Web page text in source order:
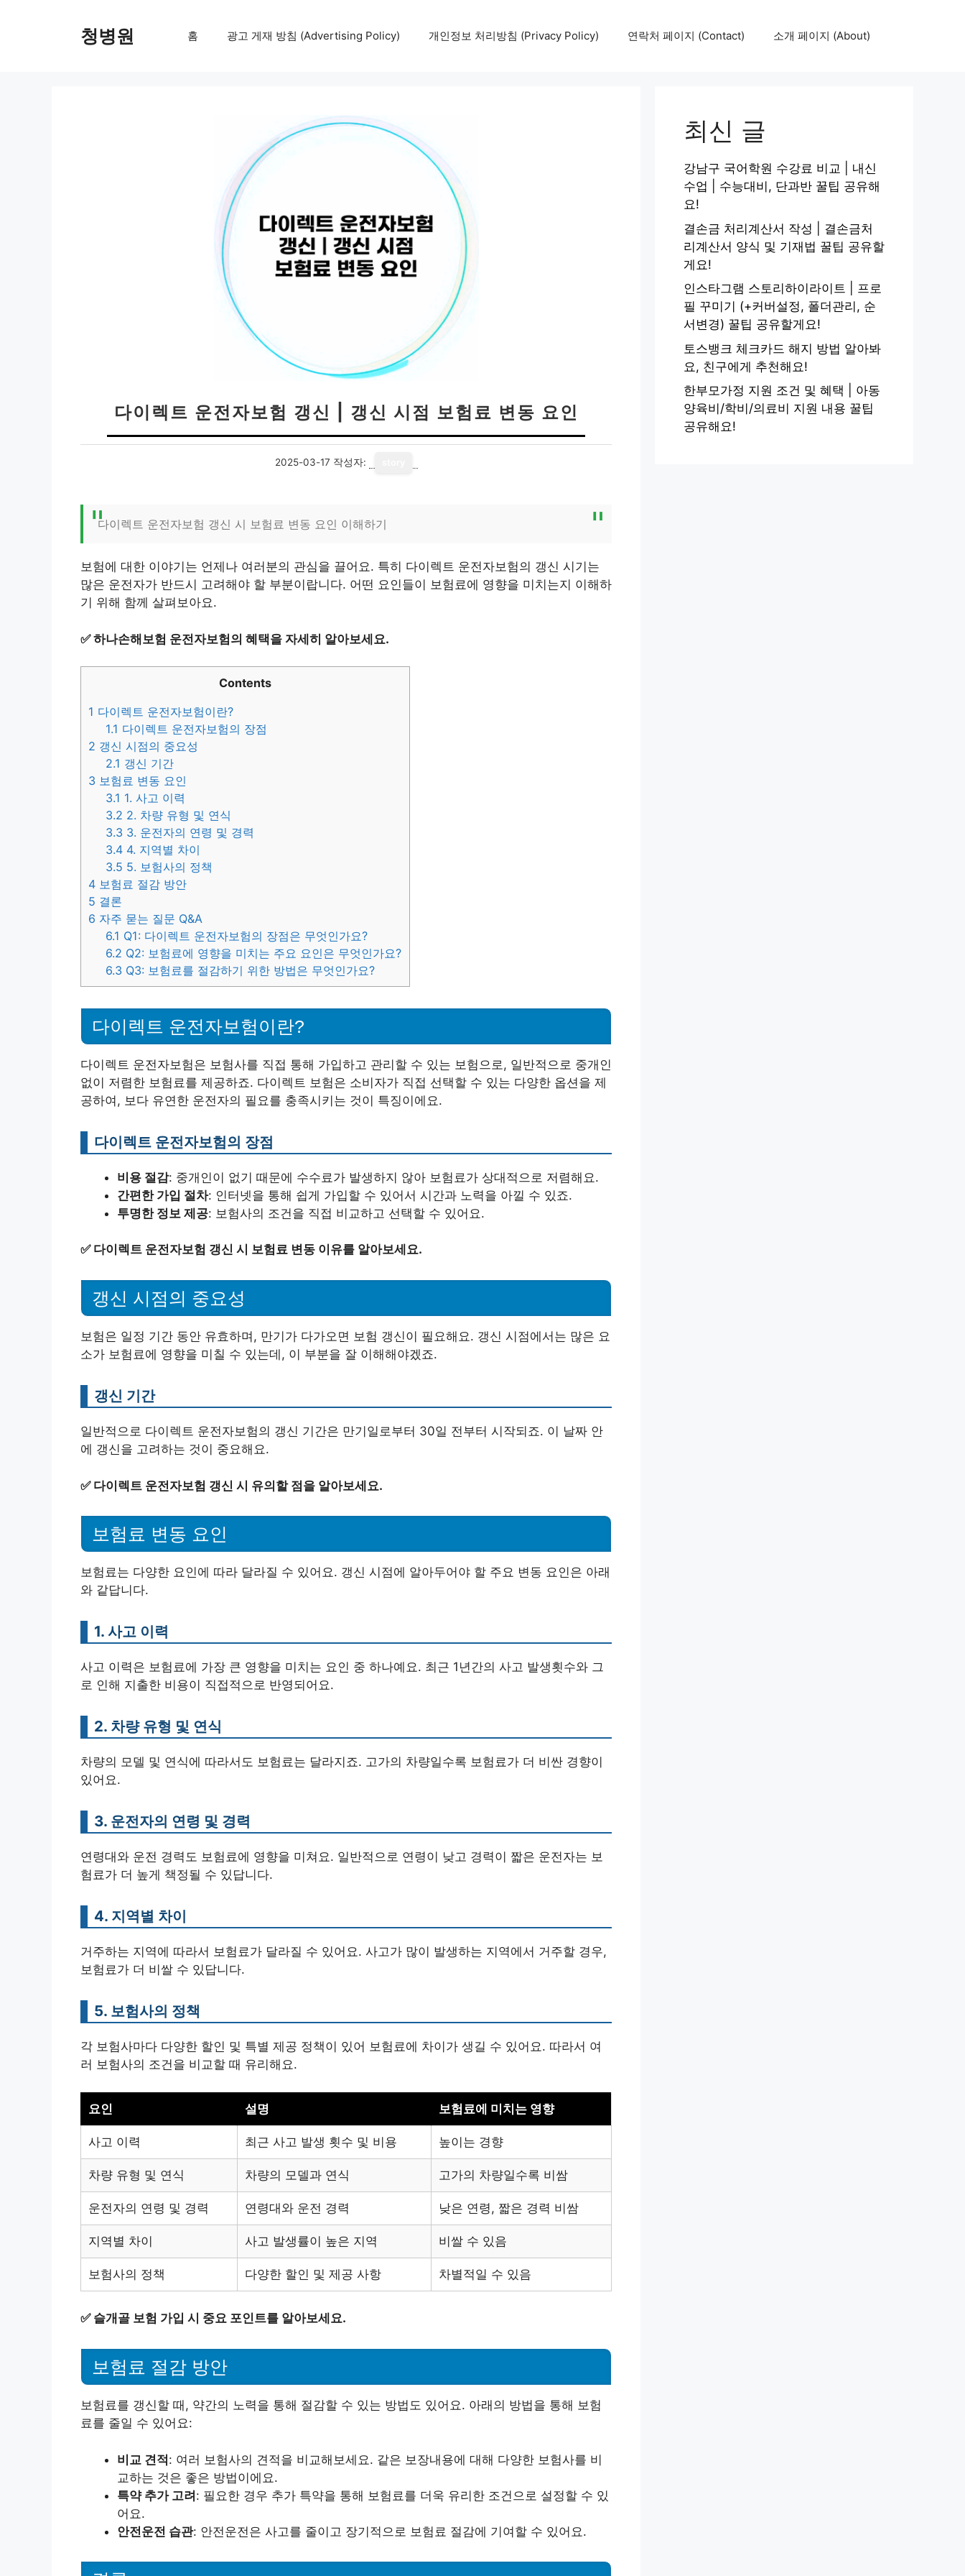
청병원 홈 광고 게재 방침 (Advertising Policy) 개인정보 처리방침 (Privacy Policy) 연락처 페이지 (Contact) 소개 페이지 (About)
다이렉트 운전자보험 갱신 | 갱신 시점 보험료 변동 요인
2025-03-17 작성자:
다이렉트 운전자보험 갱신 시 보험료 변동 요인 이해하기
보험에 대한 이야기는 언제나 여러분의 관심을 끌어요. 특히 다이렉트 운전자보험의 갱신 시기는
많은 운전자가 반드시 고려해야 할 부분이랍니다. 어떤 요인들이 보험료에 영향을 미치는지 이해하
기 위해 함께 살펴보아요.
✅하나손해보험 운전자보험의 혜택을 자세히 알아보세요.
Contents
1 다이렉트 운전자보험이란?
1.1 다이렉트 운전자보험의 장점
2 갱신 시점의 중요성
2.1 갱신 기간
3 보험료 변동 요인
3.1 1. 사고 이력
3.2 2. 차량 유형 및 연식
3.3 3. 운전자의 연령 및 경력
3.4 4. 지역별 차이
3.5 5. 보험사의 정책
4 보험료 절감 방안
5 결론
6 자주 묻는 질문 Q&A
6.1 Q1: 다이렉트 운전자보험의 장점은 무엇인가요?
6.2 Q2: 보험료에 영향을 미치는 주요 요인은 무엇인가요?
6.3 Q3: 보험료를 절감하기 위한 방법은 무엇인가요?
다이렉트 운전자보험이란?
다이렉트 운전자보험은 보험사를 직접 통해 가입하고 관리할 수 있는 보험으로, 일반적으로 중개인
없이 저렴한 보험료를 제공하죠. 다이렉트 보험은 소비자가 직접 선택할 수 있는 다양한 옵션을 제
공하여, 보다 유연한 운전자의 필요를 충족시키는 것이 특징이에요.
다이렉트 운전자보험의 장점
비용 절감: 중개인이 없기 때문에 수수료가 발생하지 않아 보험료가 상대적으로 저렴해요.
간편한 가입 절차: 인터넷을 통해 쉽게 가입할 수 있어서 시간과 노력을 아낄 수 있죠.
투명한 정보 제공: 보험사의 조건을 직접 비교하고 선택할 수 있어요.
✅ 다이렉트 운전자보험 갱신 시 보험료 변동 이유를 알아보세요.
갱신 시점의 중요성
보험은 일정 기간 동안 유효하며, 만기가 다가오면 보험 갱신이 필요해요. 갱신 시점에서는 많은 요
소가 보험료에 영향을 미칠 수 있는데, 이 부분을 잘 이해해야겠죠.
갱신 기간
일반적으로 다이렉트 운전자보험의 갱신 기간은 만기일로부터 30일 전부터 시작되죠. 이 날짜 안
에 갱신을 고려하는 것이 중요해요.
✅ 다이렉트 운전자보험 갱신 시 유의할 점을 알아보세요.
보험료 변동 요인
보험료는 다양한 요인에 따라 달라질 수 있어요. 갱신 시점에 알아두어야 할 주요 변동 요인은 아래
와 같답니다.
1. 사고 이력
사고 이력은 보험료에 가장 큰 영향을 미치는 요인 중 하나예요. 최근 1년간의 사고 발생횟수와 그
로 인해 지출한 비용이 직접적으로 반영되어요.
2. 차량 유형 및 연식
차량의 모델 및 연식에 따라서도 보험료는 달라지죠. 고가의 차량일수록 보험료가 더 비싼 경향이
있어요.
3. 운전자의 연령 및 경력
연령대와 운전 경력도 보험료에 영향을 미쳐요. 일반적으로 연령이 낮고 경력이 짧은 운전자는 보
험료가 더 높게 책정될 수 있답니다.
4. 지역별 차이
거주하는 지역에 따라서 보험료가 달라질 수 있어요. 사고가 많이 발생하는 지역에서 거주할 경우,
보험료가 더 비쌀 수 있답니다.
5. 보험사의 정책
각 보험사마다 다양한 할인 및 특별 제공 정책이 있어 보험료에 차이가 생길 수 있어요. 따라서 여
러 보험사의 조건을 비교할 때 유리해요.
요인 설명 보험료에 미치는 영향
사고 이력 최근 사고 발생 횟수 및 비용 높이는 경향
차량 유형 및 연식 차량의 모델과 연식 고가의 차량일수록 비쌈
운전자의 연령 및 경력 연령대와 운전 경력 낮은 연령, 짧은 경력 비쌈
지역별 차이 사고 발생률이 높은 지역 비쌀 수 있음
보험사의 정책 다양한 할인 및 제공 사항 차별적일 수 있음
✅ 슬개골 보험 가입 시 중요 포인트를 알아보세요.
보험료 절감 방안
보험료를 갱신할 때, 약간의 노력을 통해 절감할 수 있는 방법도 있어요. 아래의 방법을 통해 보험
료를 줄일 수 있어요:
비교 견적: 여러 보험사의 견적을 비교해보세요. 같은 보장내용에 대해 다양한 보험사를 비
교하는 것은 좋은 방법이에요.
특약 추가 고려: 필요한 경우 추가 특약을 통해 보험료를 더욱 유리한 조건으로 설정할 수 있
어요.
안전운전 습관: 안전운전은 사고를 줄이고 장기적으로 보험료 절감에 기여할 수 있어요.
최신 글
강남구 국어학원 수강료 비교 | 내신
수업 | 수능대비, 단과반 꿀팁 공유해
요!
결손금 처리계산서 작성 | 결손금처
리계산서 양식 및 기재법 꿀팁 공유할
게요!
인스타그램 스토리하이라이트 | 프로
필 꾸미기 (+커버설정, 폴더관리, 순
서변경) 꿀팁 공유할게요!
토스뱅크 체크카드 해지 방법 알아봐
요, 친구에게 추천해요!
한부모가정 지원 조건 및 혜택 | 아동
양육비/학비/의료비 지원 내용 꿀팁
공유해요!